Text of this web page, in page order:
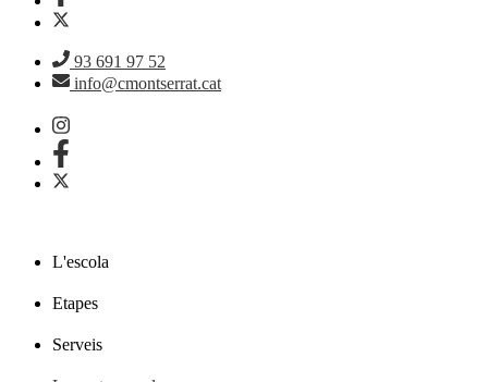
93 691 97 52
info@cmontserrat.cat
L'escola
Etapes
Serveis